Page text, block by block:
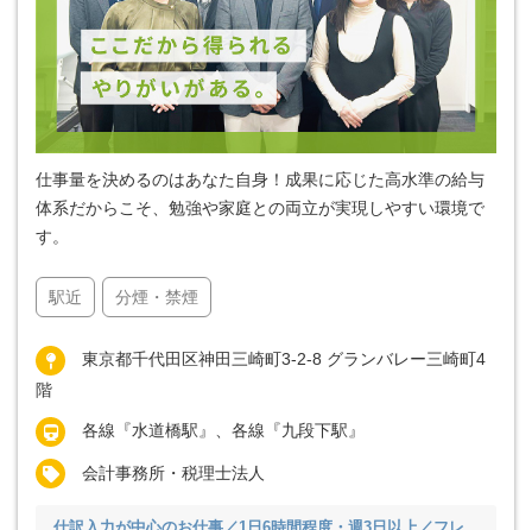
仕事量を決めるのはあなた自身！成果に応じた高水準の給与
体系だからこそ、勉強や家庭との両立が実現しやすい環境で
す。
駅近 分煙・禁煙
東京都千代田区神田三崎町3-2-8 グランバレー三崎町4
階
各線『水道橋駅』、各線『九段下駅』
会計事務所・税理士法人